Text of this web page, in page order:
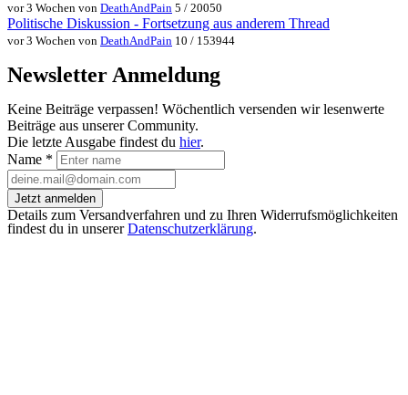
vor 3 Wochen von DeathAndPain 5 / 20050
Politische Diskussion - Fortsetzung aus anderem Thread
vor 3 Wochen von DeathAndPain 10 / 153944
Newsletter Anmeldung
Keine Beiträge verpassen! Wöchentlich versenden wir lesenwerte
Beiträge aus unserer Community.
Die letzte Ausgabe findest du hier.
Name *
Jetzt anmelden
Details zum Versandverfahren und zu Ihren Widerrufsmöglichkeiten
findest du in unsererDatenschutzerklärung.